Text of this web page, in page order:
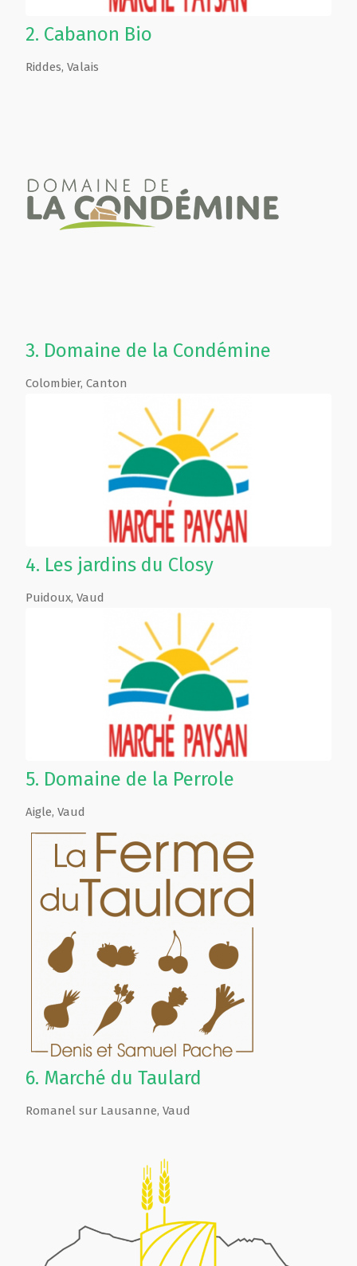
2. Cabanon Bio
Riddes, Valais
3. Domaine de la Condémine
Colombier, Canton
4. Les jardins du Closy
Puidoux, Vaud
5. Domaine de la Perrole
Aigle, Vaud
6. Marché du Taulard
Romanel sur Lausanne, Vaud